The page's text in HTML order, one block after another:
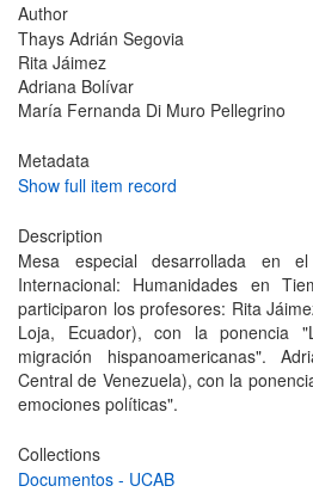
Author
Thays Adrián Segovia
Rita Jáimez
Adriana Bolívar
María Fernanda Di Muro Pellegrino
Metadata
Show full item record
Description
Mesa especial desarrollada en
Internacional: Humanidades en
participaron los profesores: Rita
Loja, Ecuador), con la ponencia
migración hispanoamericanas".
Central de Venezuela), con la
emociones políticas".
Collections
Documentos - UCAB